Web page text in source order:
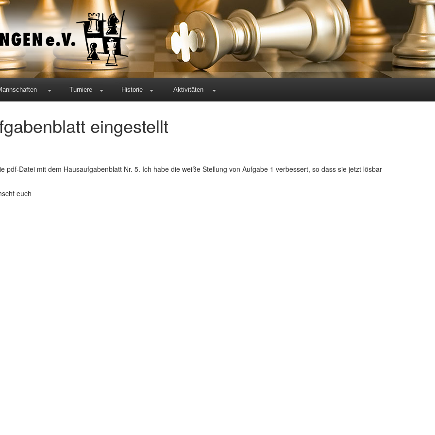
Turniere Historie Aktivitäten
eingestellt
pdf-Datei mit dem Hausaufgabenblatt Nr. 5. Ich habe die weiße Stellung von Aufgabe 1 verbessert, so dass sie jetzt lösbar
euch